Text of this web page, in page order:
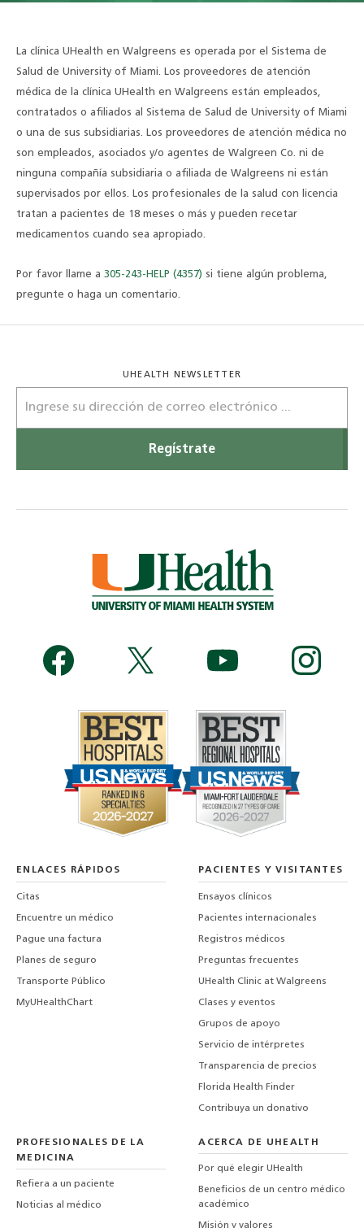
La clínica UHealth en Walgreens es operada por el Sistema de
Salud de University of Miami. Los proveedores de atención
médica de la clínica UHealth en Walgreens están empleados,
contratados o afiliados al Sistema de Salud de University of Miami
o una de sus subsidiarias. Los proveedores de atención médica no
son empleados, asociados y/o agentes de Walgreen Co. ni de
ninguna compañía subsidiaria o afiliada de Walgreens ni están
supervisados por ellos. Los profesionales de la salud con licencia
tratan a pacientes de 18 meses o más y pueden recetar
medicamentos cuando sea apropiado.
Por favor llame a 305-243-HELP (4357) si tiene algún problema,
pregunte o haga un comentario.
UHEALTH NEWSLETTER
ENLACES RÁPIDOS
Citas
Encuentre un médico
Pague una factura
Planes de seguro
Transporte Público
MyUHealthChart
PACIENTES Y VISITANTES
Ensayos clínicos
Pacientes internacionales
Registros médicos
Preguntas frecuentes
UHealth Clinic at Walgreens
Clases y eventos
Grupos de apoyo
Servicio de intérpretes
Transparencia de precios
Florida Health Finder
Contribuya un donativo
PROFESIONALES DE LA
MEDICINA
Refiera a un paciente
Noticias al médico
ACERCA DE UHEALTH
Por qué elegir UHealth
Beneficios de un centro médico
académico
Misión y valores